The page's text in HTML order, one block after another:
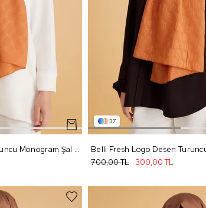
Belli Fresh Logo Desen Turuncu Monogram Şal 2 - 89
37
300,00 TL
700,00 TL